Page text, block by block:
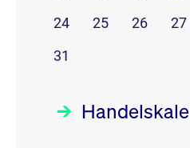
24
25 26 27
31